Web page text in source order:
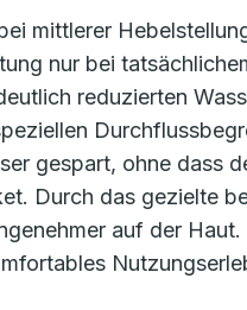
mittlerer
nur bei
reduzierten
gespart, ohne dass
Durch das gezielte
auf der